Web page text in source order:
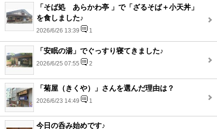
「そば処 あらかわ亭 」で「ざるそば＋小天丼」
を食しました♪
2026/6/26 13:39 1
「安眠の湯」でぐっすり寝てきました♪
2026/6/25 07:55 2
「菊屋（きくや）」さんを選んだ理由は？
2026/6/23 14:49 1
今日の呑み始めです♪